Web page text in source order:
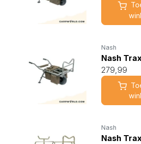
Nash
Nash
279,99
Nash
Nash